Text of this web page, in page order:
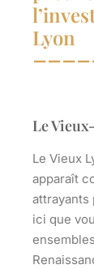
Lyon
Le
Le Vieux
apparaît
attrayants
ici que